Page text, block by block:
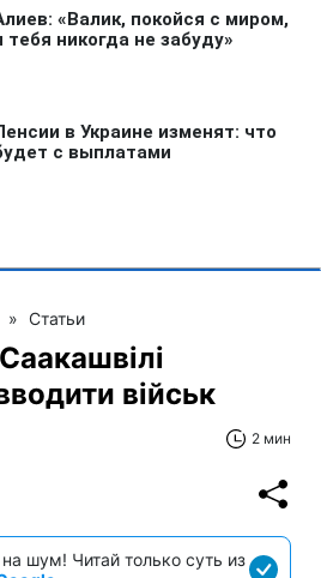
» Статьи
військ
2 мин
шум! Читай только суть из